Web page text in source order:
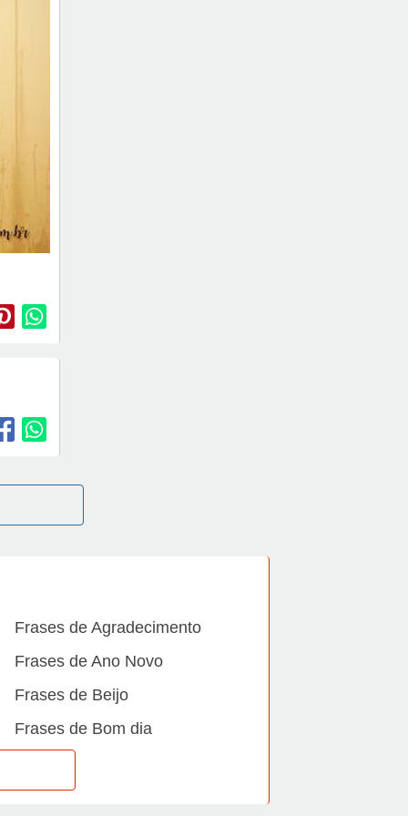
Frases de Agradecimento
Frases de Ano Novo
Frases de Beijo
Frases de Bom dia
Frases de Dia Internacional